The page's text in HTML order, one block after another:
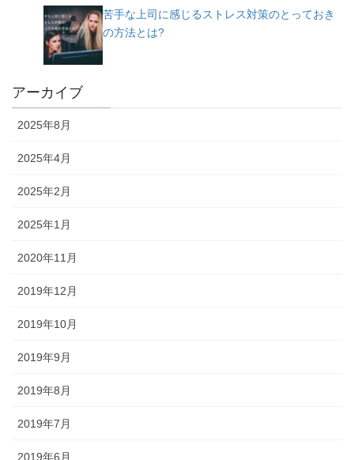
苦手な上司に感じるストレス対策のとっておき
の方法とは?
アーカイブ
2025年8月
2025年4月
2025年2月
2025年1月
2020年11月
2019年12月
2019年10月
2019年9月
2019年8月
2019年7月
2019年6月